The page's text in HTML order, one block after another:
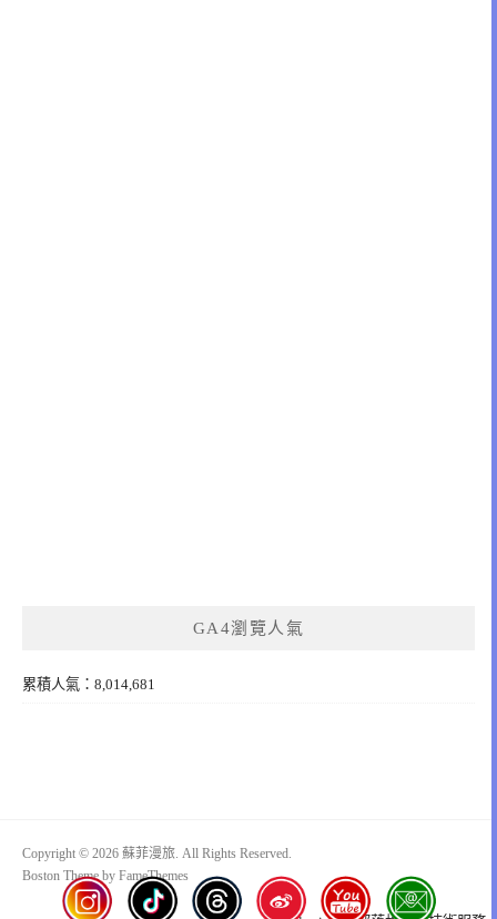
GA4瀏覽人氣
累積人氣：8,014,681
Copyright © 2026 蘇菲漫旅. All Rights Reserved.
Boston Theme by FameThemes